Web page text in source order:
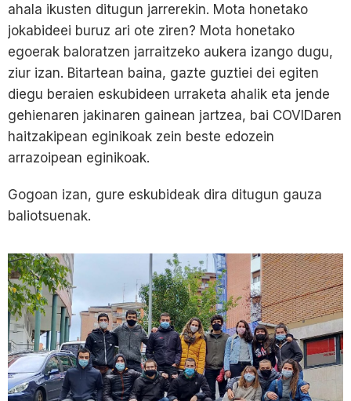
ahala ikusten ditugun jarrerekin. Mota honetako
jokabideei buruz ari ote ziren? Mota honetako
egoerak baloratzen jarraitzeko aukera izango dugu,
ziur izan. Bitartean baina, gazte guztiei dei egiten
diegu beraien eskubideen urraketa ahalik eta jende
gehienaren jakinaren gainean jartzea, bai COVIDaren
haitzakipean eginikoak zein beste edozein
arrazoipean eginikoak.
Gogoan izan, gure eskubideak dira ditugun gauza
baliotsuenak.